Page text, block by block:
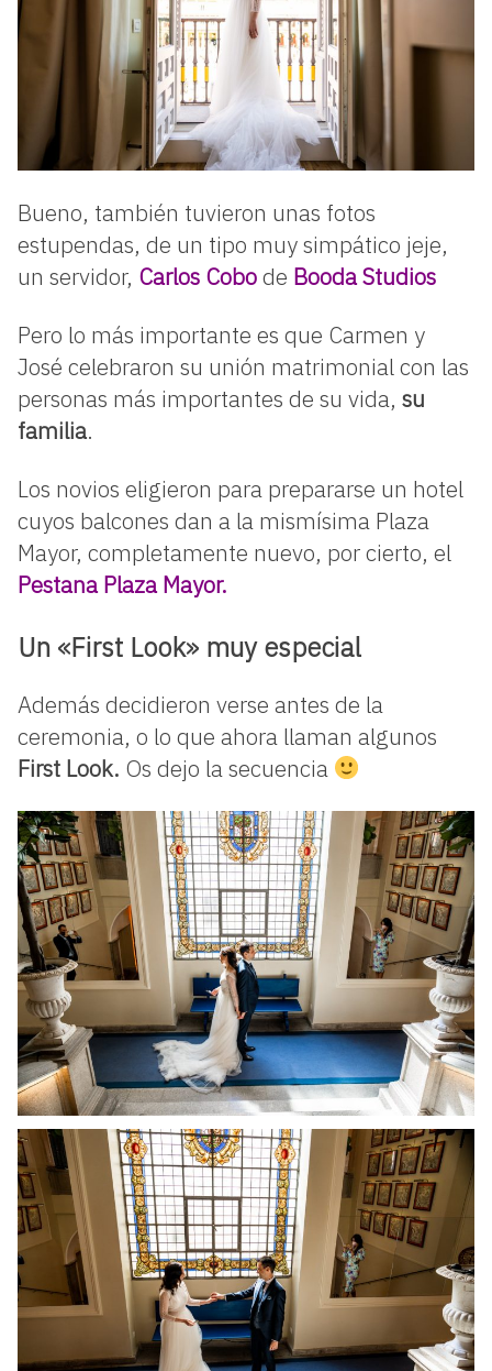
Bueno, también tuvieron unas fotos
estupendas, de un tipo muy simpático jeje,
un servidor, Carlos Cobode Booda Studios
Pero lo más importante es que Carmen y
José celebraron su unión matrimonial con las
personas más importantes de su vida, su
familia.
Los novios eligieron para prepararse un hotel
cuyos balcones dan a la mismísima Plaza
Mayor, completamente nuevo, por cierto, el
Pestana Plaza Mayor.
Un «First Look» muy especial
Además decidieron verse antes de la
ceremonia, o lo que ahora llaman algunos
First Look. Os dejo la secuencia